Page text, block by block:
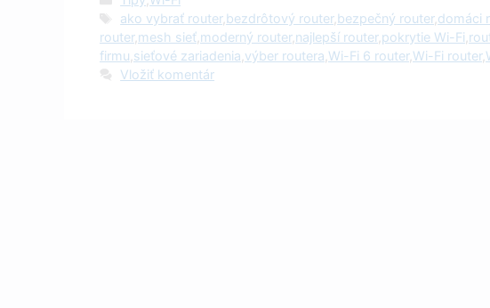
Značky
ako vybrať router, bezdrôtový router, bezpečný router, domáci
router, mesh sieť moderný router, najlepší router, pokrytie Wi-Fi
firmu sieťové zariadenia výber routera Wi-Fi 6 router, Wi-Fi router,
Vložiť komentár